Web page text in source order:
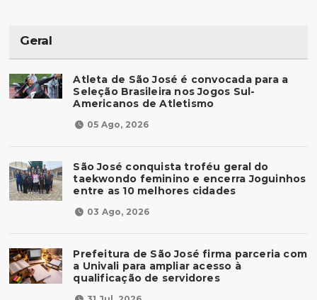
Geral
Atleta de São José é convocada para a
Seleção Brasileira nos Jogos Sul-
Americanos de Atletismo
05 Ago, 2026
São José conquista troféu geral do
taekwondo feminino e encerra Joguinhos
entre as 10 melhores cidades
03 Ago, 2026
Prefeitura de São José firma parceria com
a Univali para ampliar acesso à
qualificação de servidores